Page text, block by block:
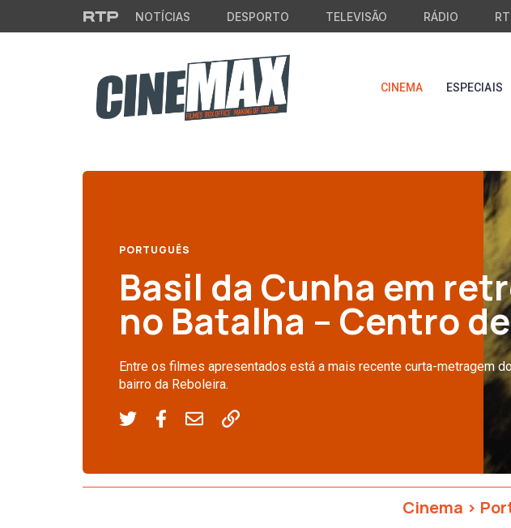
Saltar para o conteúdo principal
NOTÍCIAS DESPORTO TELEVISÃO RÁDIO
CINEMA ESPECIAIS
PORTUGUÊS
Basil da Cunha em
no Batalha – Centro
Entre os filmes apresentados está a mais recente curta-metragem
bairro da Reboleira.
Cinema >